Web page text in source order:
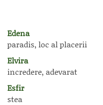
Edena
paradis, loc al placerii
Elvira
incredere, adevarat
Esfir
stea